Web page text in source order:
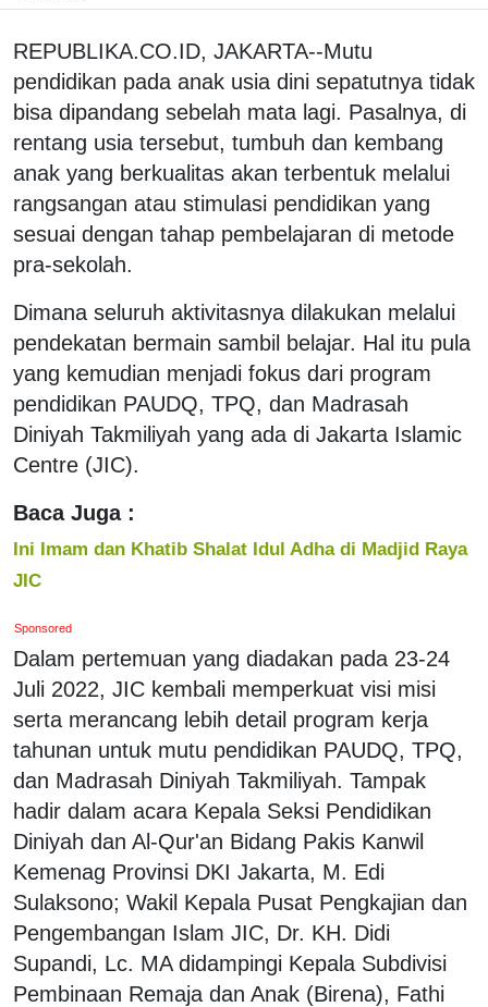
REPUBLIKA.CO.ID, JAKARTA--Mutu
pendidikan pada anak usia dini sepatutnya tidak
bisa dipandang sebelah mata lagi. Pasalnya, di
rentang usia tersebut, tumbuh dan kembang
anak yang berkualitas akan terbentuk melalui
rangsangan atau stimulasi pendidikan yang
sesuai dengan tahap pembelajaran di metode
pra-sekolah.
Dimana seluruh aktivitasnya dilakukan melalui
pendekatan bermain sambil belajar. Hal itu pula
yang kemudian menjadi fokus dari program
pendidikan PAUDQ, TPQ, dan Madrasah
Diniyah Takmiliyah yang ada di Jakarta Islamic
Centre (JIC).
Baca Juga :
Ini Imam dan Khatib Shalat Idul Adha di Madjid Raya
JIC
Sponsored
Dalam pertemuan yang diadakan pada 23-24
Juli 2022, JIC kembali memperkuat visi misi
serta merancang lebih detail program kerja
tahunan untuk mutu pendidikan PAUDQ, TPQ,
dan Madrasah Diniyah Takmiliyah. Tampak
hadir dalam acara Kepala Seksi Pendidikan
Diniyah dan Al-Qur'an Bidang Pakis Kanwil
Kemenag Provinsi DKI Jakarta, M. Edi
Sulaksono; Wakil Kepala Pusat Pengkajian dan
Pengembangan Islam JIC, Dr. KH. Didi
Supandi, Lc. MA didampingi Kepala Subdivisi
Pembinaan Remaja dan Anak (Birena), Fathi